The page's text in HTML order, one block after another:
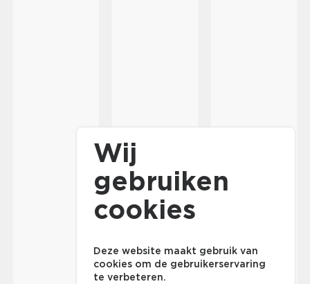
Wij
gebruiken
cookies
Deze website maakt gebruik van
cookies om de gebruikerservaring
te verbeteren.